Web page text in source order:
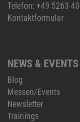
Telefon: +49 5263
Kontaktformular
NEWS & EVENTS
Blog
Messen/Events
Newsletter
Trainings